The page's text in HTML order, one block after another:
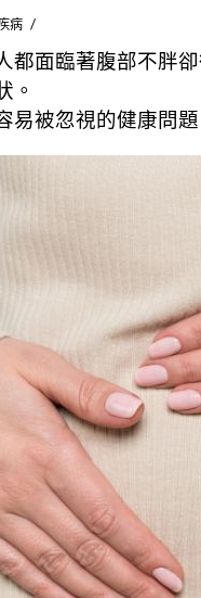
病 /
都面臨著腹部不胖
。
易被忽視的健康問